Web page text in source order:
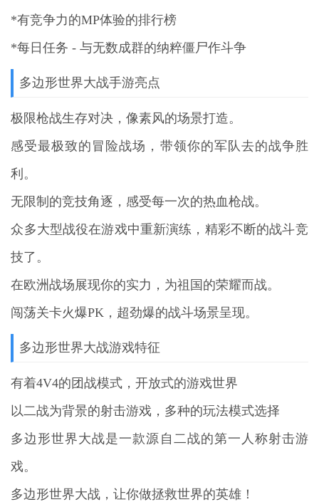
*有竞争力的MP体验的排行榜
*每日任务 - 与无数成群的纳粹僵尸作斗争
多边形世界大战手游亮点
极限枪战生存对决，像素风的场景打造。
感受最极致的冒险战场，带领你的军队去的战争胜
利。
无限制的竞技角逐，感受每一次的热血枪战。
众多大型战役在游戏中重新演练，精彩不断的战斗竞
技了。
在欧洲战场展现你的实力，为祖国的荣耀而战。
闯荡关卡火爆PK，超劲爆的战斗场景呈现。
多边形世界大战游戏特征
有着4V4的团战模式，开放式的游戏世界
以二战为背景的射击游戏，多种的玩法模式选择
多边形世界大战是一款源自二战的第一人称射击游
戏。
多边形世界大战，让你做拯救世界的英雄！